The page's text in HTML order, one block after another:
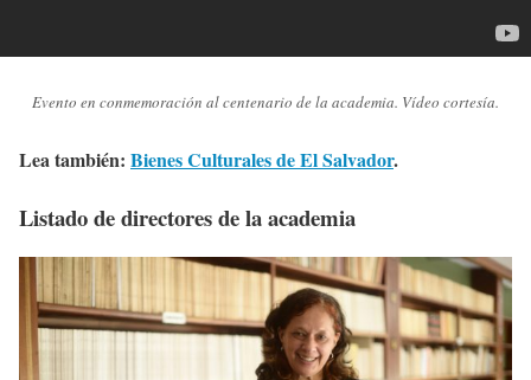
Evento en conmemoración al centenario de la academia. Vídeo cortesía.
Lea también: Bienes Culturales de El Salvador.
Listado de directores de la academia